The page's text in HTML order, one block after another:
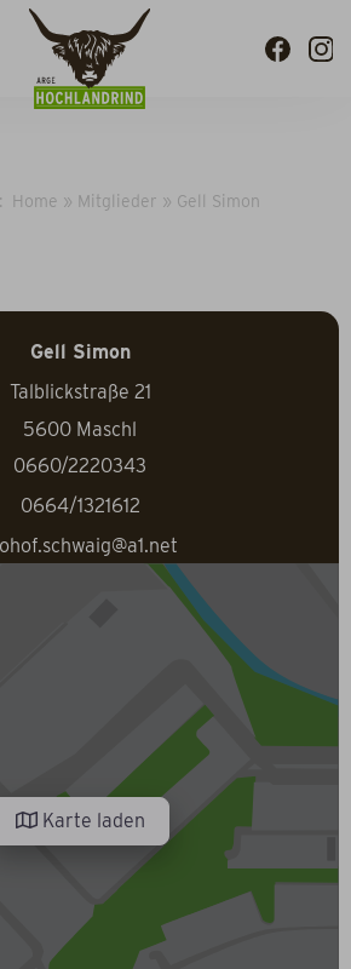
Home » Mitglieder » Gell Simon
Gell Simon
Talblickstraße 21
5600 Maschl
0660/2220343
0664/1321612
Karte laden